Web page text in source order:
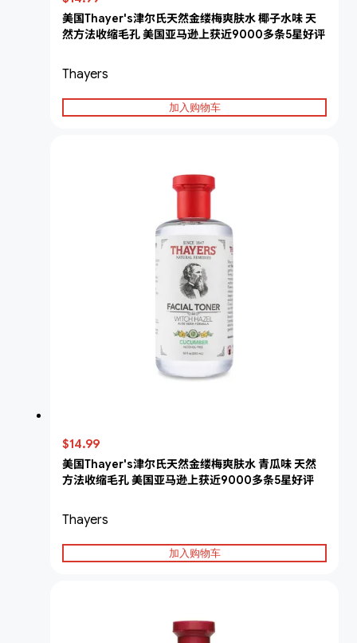
美国Thayer's津尔氏天然金缕梅爽肤水 椰子水味 天
然方法收缩毛孔 美国亚马逊上获近9000多条5星好评
Thayers
加入购物车
$14.99
美国Thayer's津尔氏天然金缕梅爽肤水 青瓜味 天然
方法收缩毛孔 美国亚马逊上获近9000多条5星好评
Thayers
加入购物车